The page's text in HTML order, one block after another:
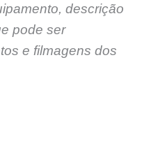
descrição
pode ser
e filmagens dos